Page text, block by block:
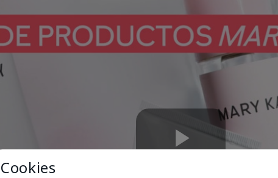
Cookies